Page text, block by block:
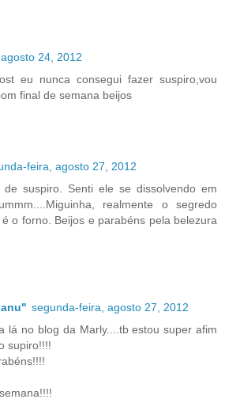
24, 2012
eu nunca consegui fazer suspiro,vou
final de semana beijos
feira, agosto 27, 2012
suspiro. Senti ele se dissolvendo em
realmente o segredo
o forno. Beijos e parabéns pela belezura
segunda-feira, agosto 27, 2012
lá no blog da Marly....tb estou super afim
supiro!!!!